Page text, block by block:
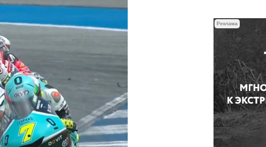
Реклама